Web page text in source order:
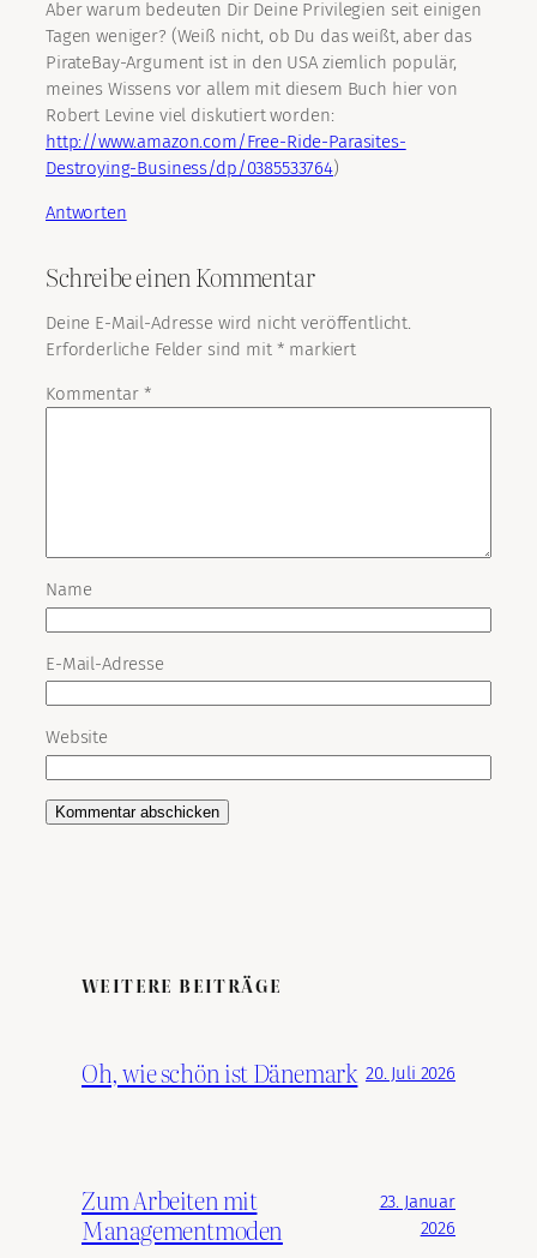
Aber warum bedeuten Dir Deine Privilegien seit einigen
Tagen weniger? (Weiß nicht, ob Du das weißt, aber das
PirateBay-Argument ist in den USA ziemlich populär,
meines Wissens vor allem mit diesem Buch hier von
Robert Levine viel diskutiert worden:
http://www.amazon.com/Free-Ride-Parasites-
Destroying-Business/dp/0385533764)
Antworten
Schreibe einen Kommentar
Deine E-Mail-Adresse wird nicht veröffentlicht.
Erforderliche Felder sind mit * markiert
Kommentar *
Name
E-Mail-Adresse
Website
WEITERE BEITRÄGE
Oh, wie schön ist Dänemark 20. Juli 2026
Zum Arbeiten mit
Managementmoden
23. Januar
2026